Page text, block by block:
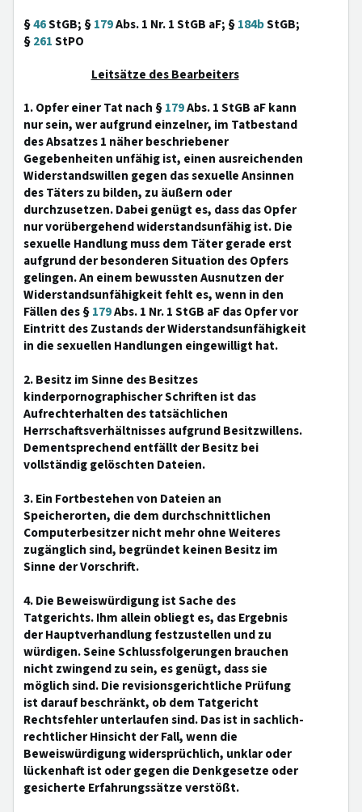
§46StGB; §179Abs. 1 Nr. 1 StGB aF; §184bStGB;
§261StPO
Leitsätze des Bearbeiters
1. Opfer einer Tat nach §179Abs. 1 StGB aF kann
nur sein, wer aufgrund einzelner, im Tatbestand
des Absatzes 1 näher beschriebener
Gegebenheiten unfähig ist, einen ausreichenden
Widerstandswillen gegen das sexuelle Ansinnen
des Täters zu bilden, zu äußern oder
durchzusetzen. Dabei genügt es, dass das Opfer
nur vorübergehend widerstandsunfähig ist. Die
sexuelle Handlung muss dem Täter gerade erst
aufgrund der besonderen Situation des Opfers
gelingen. An einem bewussten Ausnutzen der
Widerstandsunfähigkeit fehlt es, wenn in den
Fällen des §179Abs. 1 Nr. 1 StGB aF das Opfer vor
Eintritt des Zustands der Widerstandsunfähigkeit
in die sexuellen Handlungen eingewilligt hat.
2. Besitz im Sinne des Besitzes
kinderpornographischer Schriften ist das
Aufrechterhalten des tatsächlichen
Herrschaftsverhältnisses aufgrund Besitzwillens.
Dementsprechend entfällt der Besitz bei
vollständig gelöschten Dateien.
3. Ein Fortbestehen von Dateien an
Speicherorten, die dem durchschnittlichen
Computerbesitzer nicht mehr ohne Weiteres
zugänglich sind, begründet keinen Besitz im
Sinne der Vorschrift.
4. Die Beweiswürdigung ist Sache des
Tatgerichts. Ihm allein obliegt es, das Ergebnis
der Hauptverhandlung festzustellen und zu
würdigen. Seine Schlussfolgerungen brauchen
nicht zwingend zu sein, es genügt, dass sie
möglich sind. Die revisionsgerichtliche Prüfung
ist darauf beschränkt, ob dem Tatgericht
Rechtsfehler unterlaufen sind. Das ist in sachlich-
rechtlicher Hinsicht der Fall, wenn die
Beweiswürdigung widersprüchlich, unklar oder
lückenhaft ist oder gegen die Denkgesetze oder
gesicherte Erfahrungssätze verstößt.